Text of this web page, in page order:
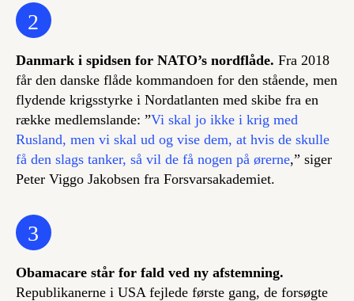
2
Danmark i spidsen for NATO’s nordflåde. Fra 2018
får den danske flåde kommandoen for den stående, men
flydende krigsstyrke i Nordatlanten med skibe fra en
række medlemslande: ”Vi skal jo ikke i krig med
Rusland, men vi skal ud og vise dem, at hvis de skulle
få den slags tanker, så vil de få nogen på ørerne,” siger
Peter Viggo Jakobsen fra Forsvarsakademiet.
3
Obamacare står for fald ved ny afstemning.
Republikanerne i USA fejlede første gang, de forsøgte